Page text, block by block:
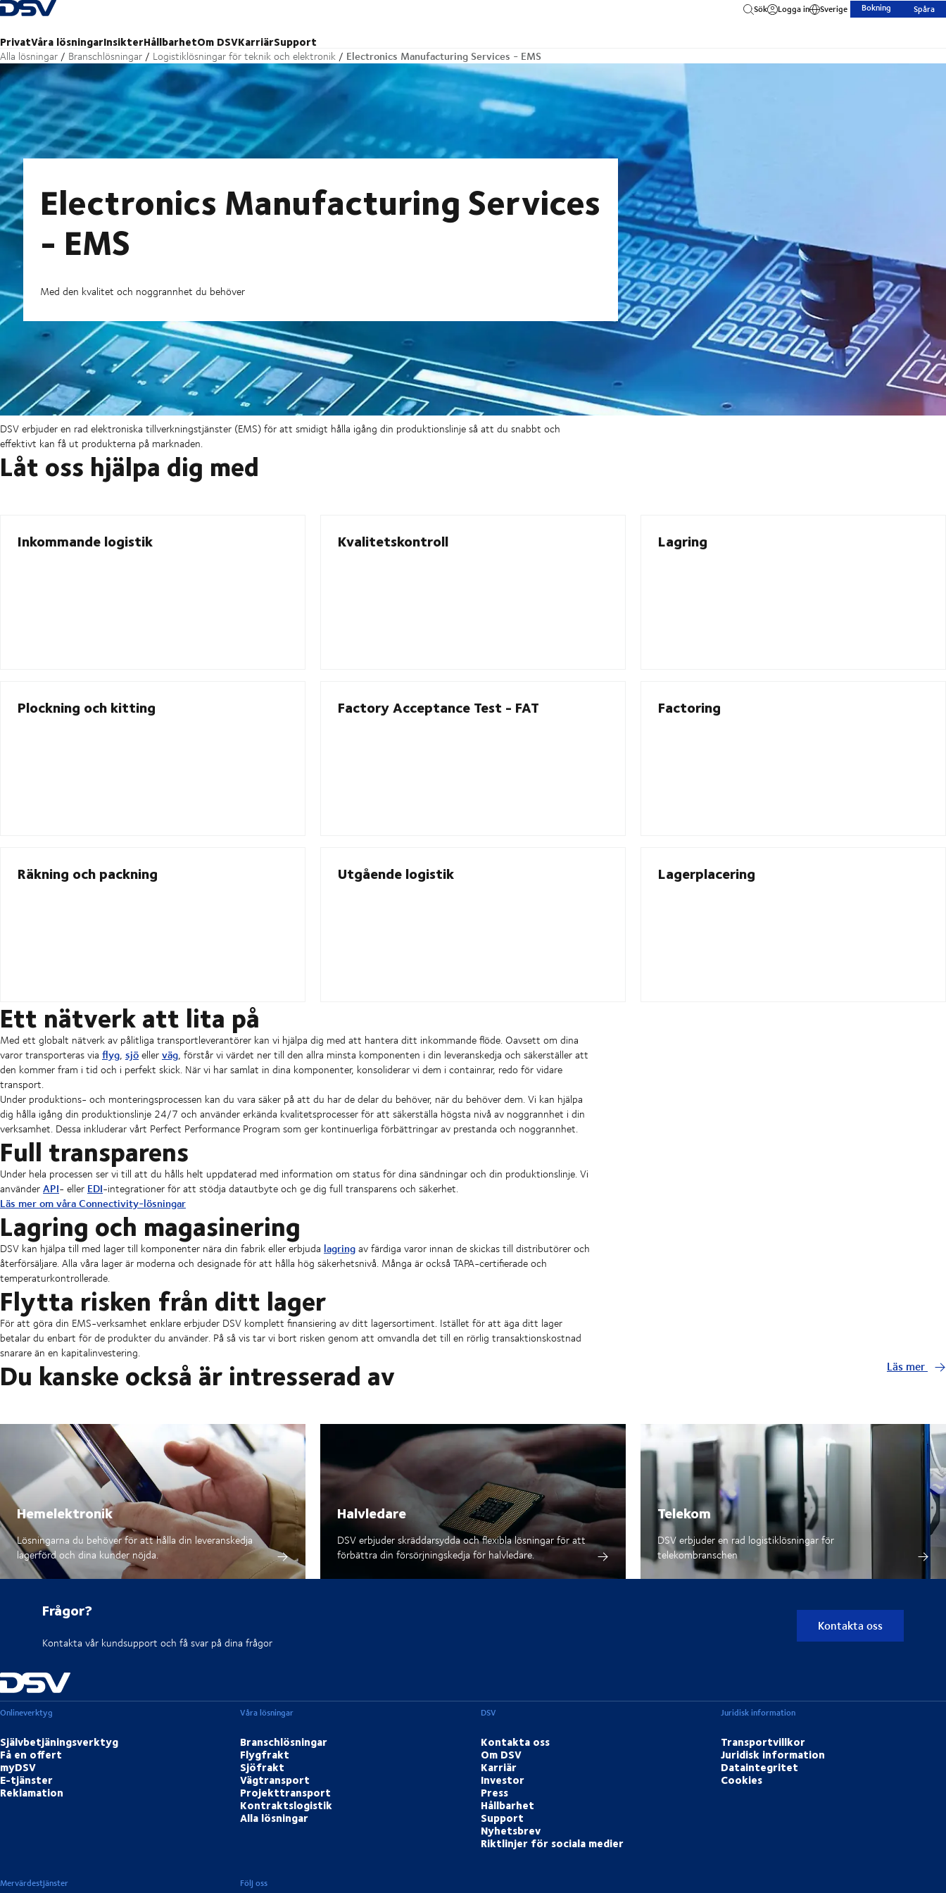
Tillbaka till hemsidan
PrivatVåra lösningarInsikterHållbarhetOm DSVKarriärSupport
Sök Logga in Sverige Bokning Spåra
Alla lösningar Branschlösningar Logistiklösningar för teknik och elektronik Electronics Manufacturing Services - EMS
Electronics Manufacturing Services
- EMS
Med den kvalitet och noggrannhet du behöver
DSV erbjuder en rad elektroniska tillverkningstjänster (EMS) för att smidigt hålla igång din produktionslinje så att du snabbt och
effektivt kan få ut produkterna på marknaden.
Låt oss hjälpa dig med
Inkommande logistik Kvalitetskontroll Lagring
Plockning och kitting Factory Acceptance Test - FAT Factoring
Räkning och packning Utgående logistik Lagerplacering
Ett nätverk att lita på
Med ett globalt nätverk av pålitliga transportleverantörer kan vi hjälpa dig med att hantera ditt inkommande flöde. Oavsett om dina
varor transporteras via flyg, sjöellerväg, förstår vi värdet ner till den allra minsta komponenten i din leveranskedja och säkerställer att
den kommer fram i tid och i perfekt skick. När vi har samlat in dina komponenter, konsoliderar vi dem i containrar, redo för vidare
transport.
Under produktions- och monteringsprocessen kan du vara säker på att du har de delar du behöver, när du behöver dem. Vi kan hjälpa
dig hålla igång din produktionslinje 24/7 och använder erkända kvalitetsprocesser för att säkerställa högsta nivå av noggrannhet i din
verksamhet. Dessa inkluderar vårt Perfect Performance Program som ger kontinuerliga förbättringar av prestanda och noggrannhet.
Full transparens
Under hela processen ser vi till att du hålls helt uppdaterad med information om status för dina sändningar och din produktionslinje. Vi
använderAPI- eller EDI-integrationer för att stödja datautbyte och ge dig full transparens och säkerhet.
Läs mer om våra Connectivity-lösningar
Lagring och magasinering
DSV kan hjälpa till med lager till komponenter nära din fabrik eller erbjuda lagringav färdiga varor innan de skickas till distributörer och
återförsäljare. Alla våra lager är moderna och designade för att hålla hög säkerhetsnivå. Många är också TAPA-certifierade och
temperaturkontrollerade.
Flytta risken från ditt lager
För att göra din EMS-verksamhet enklare erbjuder DSV komplett finansiering av ditt lagersortiment. Istället för att äga ditt lager
betalar du enbart för de produkter du använder. På så vis tar vi bort risken genom att omvandla det till en rörlig transaktionskostnad
snarare än en kapitalinvestering.
Du kanske också är intresserad av Läs mer
Hemelektronik
Lösningarna du behöver för att hålla din leveranskedja
lagerförd och dina kunder nöjda.
Halvledare
DSV erbjuder skräddarsydda och flexibla lösningar för att
förbättra din försörjningskedja för halvledare.
Telekom
DSV erbjuder en rad logistiklösningar för
telekombranschen
Frågor?
Kontakta vår kundsupport och få svar på dina frågor
Kontakta oss
Onlineverktyg
Självbetjäningsverktyg
Få en offert
myDSV
E-tjänster
Reklamation
Våra lösningar
Branschlösningar
Flygfrakt
Sjöfrakt
Vägtransport
Projekttransport
Kontraktslogistik
Alla lösningar
DSV
Kontakta oss
Om DSV
Karriär
Investor
Press
Hållbarhet
Support
Nyhetsbrev
Riktlinjer för sociala medier
Juridisk information
Transportvillkor
Juridisk information
Dataintegritet
Cookies
Mervärdestjänster Följ oss